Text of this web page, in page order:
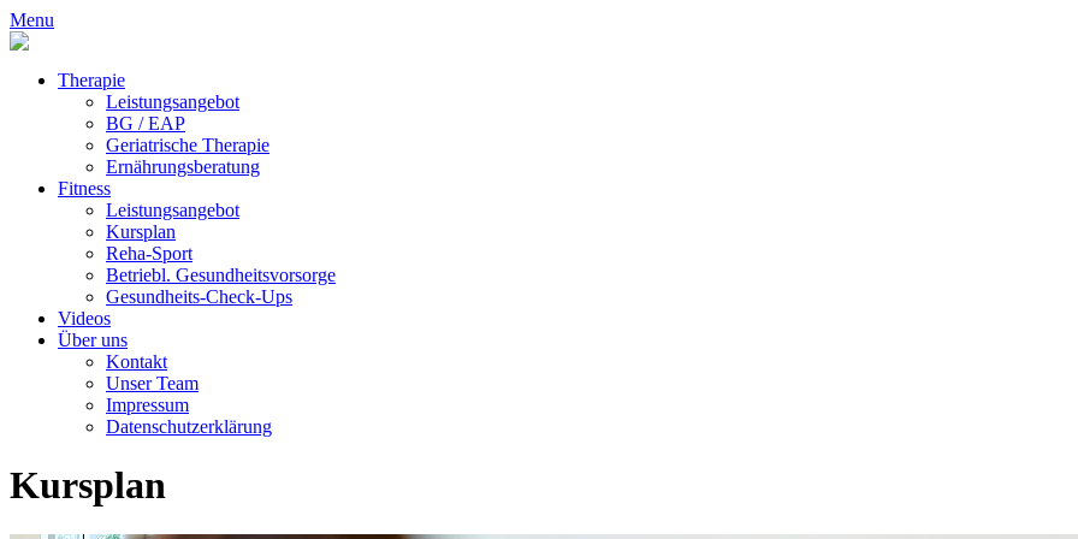
Menu
Therapie
Leistungsangebot
BG / EAP
Geriatrische Therapie
Ernährungsberatung
Fitness
Leistungsangebot
Kursplan
Reha-Sport
Betriebl. Gesundheitsvorsorge
Gesundheits-Check-Ups
Videos
Über uns
Kontakt
Unser Team
Impressum
Datenschutzerklärung
Kursplan